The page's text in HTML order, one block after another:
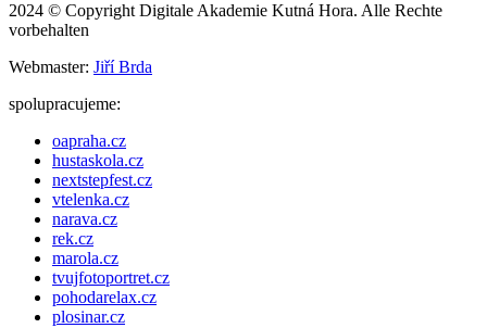
2024 © Copyright Digitale Akademie Kutná Hora. Alle Rechte
vorbehalten
Webmaster: Jiří Brda
spolupracujeme:
oapraha.cz
hustaskola.cz
nextstepfest.cz
vtelenka.cz
narava.cz
rek.cz
marola.cz
tvujfotoportret.cz
pohodarelax.cz
plosinar.cz